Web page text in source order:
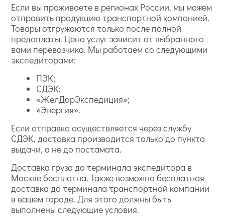
Если вы проживаете в регионах России, мы можем
отправить продукцию транспортной компанией.
Товары отгружаются только после полной
предоплаты. Цена услуг зависит от выбранного
вами перевозчика. Мы работаем со следующими
экспедиторами:
ПЭК;
СДЭК;
«ЖелДорЭкспедиция»;
«Энергия».
Если отправка осуществляется через службу
СДЭК, доставка производится только до пункта
выдачи, а не до постамата.
Доставка груза до терминала экспедитора в
Москве бесплатна. Также возможна бесплатная
доставка до терминала транспортной компании
в вашем городе. Для этого должны быть
выполнены следующие условия.